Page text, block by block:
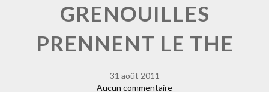
GRENOUILLES
PRENNENT LE THE
31 août 2011
Aucun commentaire